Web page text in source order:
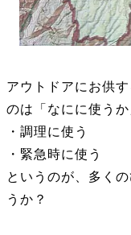
アウトドアにお供
のは「なにに使うか
・調理に使う
・緊急時に使う
というのが、多く
うか？